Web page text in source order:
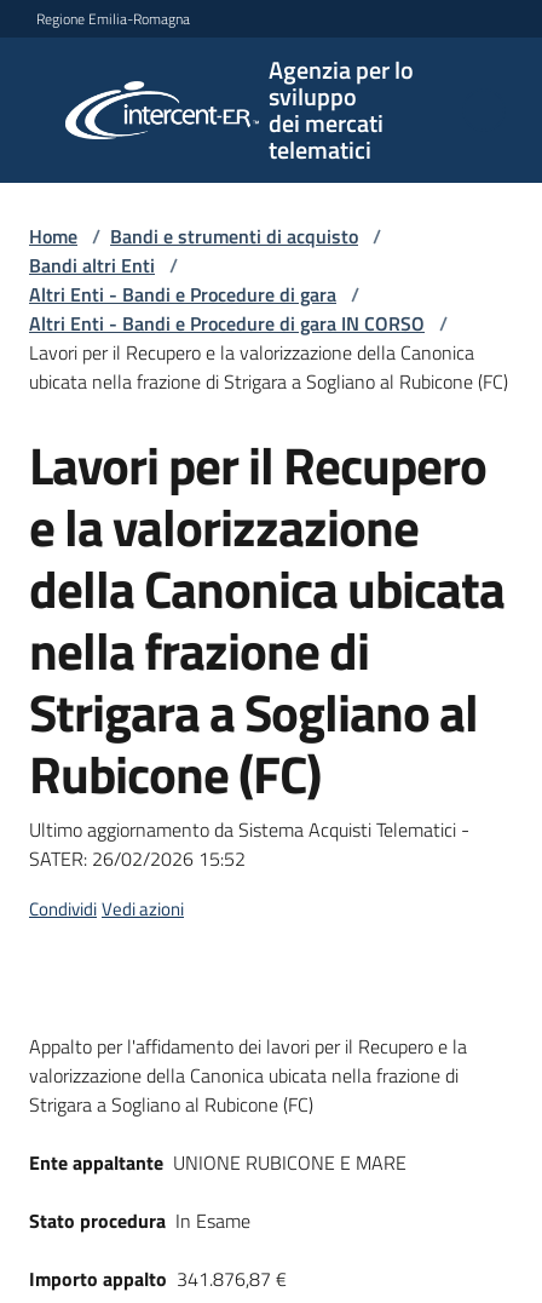
Vai al contenuto
Vai alla navigazione
Vai al footer
Regione Emilia-Romagna
Agenzia per lo
sviluppo
dei mercati
telematici
per lo
sviluppo
telematici
L'Agenzia
Bandi
e
di
Supporto
Piattaforme
telematiche
Seguici
Home / Bandi e strumenti di acquisto /
Bandi altri Enti /
Altri Enti - Bandi e Procedure di gara /
Altri Enti - Bandi e Procedure di gara IN CORSO /
Lavori per il Recupero e la valorizzazione della Canonica
ubicata nella frazione di Strigara a Sogliano al Rubicone (FC)
Salta al contenuto
Lavori per il Recupero
e la valorizzazione
della Canonica ubicata
nella frazione di
Strigara a Sogliano al
Rubicone (FC)
Ultimo aggiornamento da Sistema Acquisti Telematici -
SATER: 26/02/2026 15:52
CondividiVedi azioni
Dati del bando
Appalto per l'affidamento dei lavori per il Recupero e la
valorizzazione della Canonica ubicata nella frazione di
Strigara a Sogliano al Rubicone (FC)
Ente appaltante UNIONE RUBICONE E MARE
Stato procedura In Esame
Importo appalto 341.876,87 €